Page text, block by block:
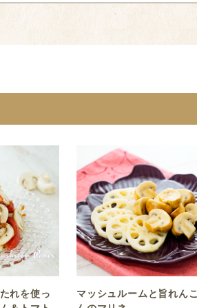
れを使っ
マッシュルームと旨れんこ